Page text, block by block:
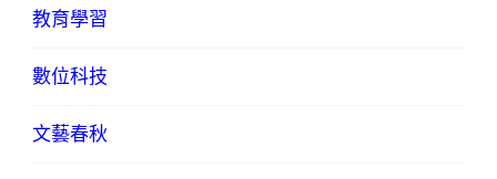
教育學習
數位科技
文藝春秋